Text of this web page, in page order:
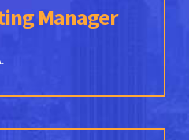
Manager